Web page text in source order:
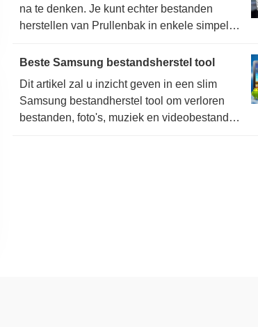
na te denken. Je kunt echter bestanden
herstellen van Prullenbak in enkele simpele
Beste Samsung bestandsherstel tool
Dit artikel zal u inzicht geven in een slim
Samsung bestandherstel tool om verloren
bestanden, foto's, muziek en videobestanden